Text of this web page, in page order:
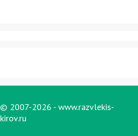
© 2007-2026 - www.razvlekis-
kirov.ru